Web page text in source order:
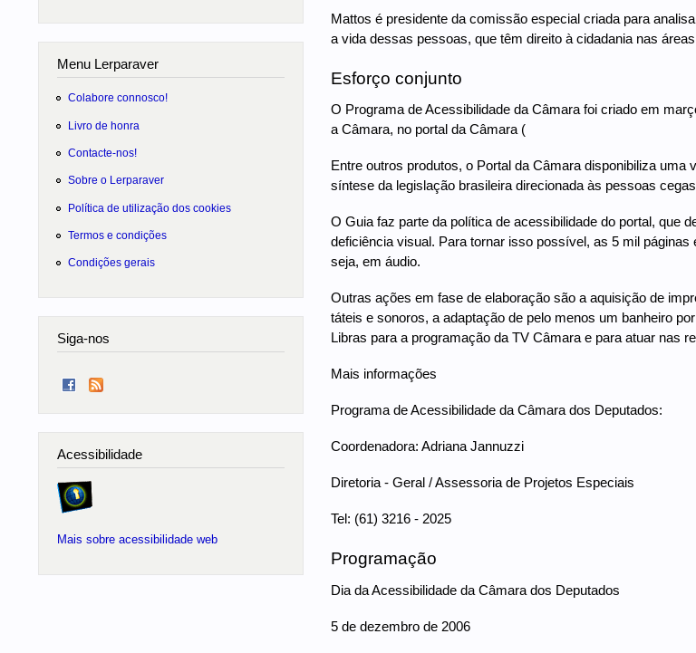
Mattos é presidente da comissão especial criada para
a vida dessas pessoas, que têm direito à cidadania nas
Esforço conjunto
O Programa de Acessibilidade da Câmara foi criado em
a Câmara, no portal da Câmara (
Entre outros produtos, o Portal da Câmara disponibiliza
síntese da legislação brasileira direcionada às pessoas
O Guia faz parte da política de acessibilidade do portal, que
deficiência visual. Para tornar isso possível, as 5 mil
seja, em áudio.
Outras ações em fase de elaboração são a aquisição de
táteis e sonoros, a adaptação de pelo menos um banheiro
Libras para a programação da TV Câmara e para atuar nas
Mais informações
Programa de Acessibilidade da Câmara dos Deputados:
Coordenadora: Adriana Jannuzzi
Diretoria - Geral / Assessoria de Projetos Especiais
Tel: (61) 3216 - 2025
Programação
Dia da Acessibilidade da Câmara dos Deputados
5 de dezembro de 2006
Menu Lerparaver
Colabore connosco!
Livro de honra
Contacte-nos!
Sobre o Lerparaver
Política de utilização dos cookies
Termos e condições
Condições gerais
Siga-nos
Acessibilidade
Mais sobre acessibilidade web